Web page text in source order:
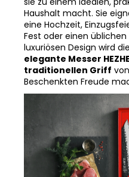
Das Kochmesser
roten, luxuriösen
sie zu einem idealen,
Haushalt macht. Sie
eine Hochzeit,
Fest oder einen üblichen
luxuriösen Design wird
elegante Messer
traditionellen Griff von
Beschenkten Freude